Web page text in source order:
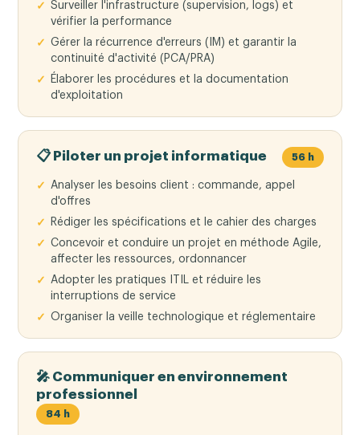
Surveiller l'infrastructure (supervision, logs) et
vérifier la performance
Gérer la récurrence d'erreurs (IM) et garantir la
continuité d'activité (PCA/PRA)
Élaborer les procédures et la documentation
d'exploitation
📋 Piloter un projet informatique 56 h
Analyser les besoins client : commande, appel
d'offres
Rédiger les spécifications et le cahier des charges
Concevoir et conduire un projet en méthode Agile,
affecter les ressources, ordonnancer
Adopter les pratiques ITIL et réduire les
interruptions de service
Organiser la veille technologique et réglementaire
🎤 Communiquer en environnement
professionnel
84 h